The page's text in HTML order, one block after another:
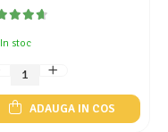
In stoc
ADAUGA IN COS